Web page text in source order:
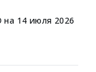
на 14 июля 2026